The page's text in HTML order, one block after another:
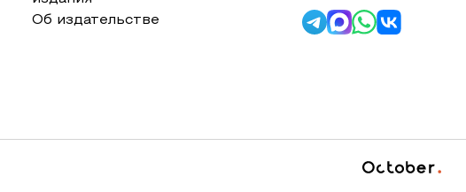
Об издательстве